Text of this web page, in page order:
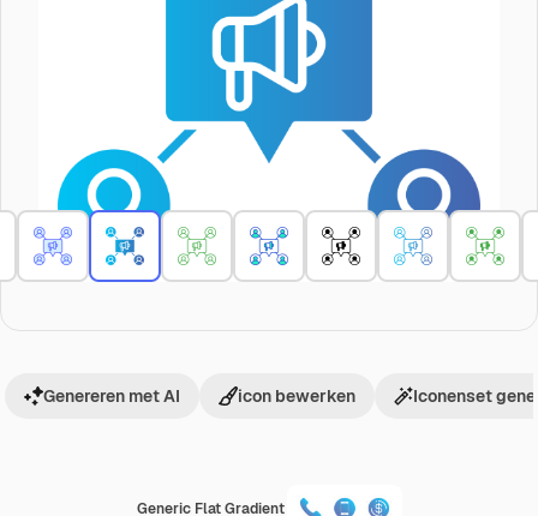
Generic Flat Gradient
Genereren met AI icon bewerken Iconenset